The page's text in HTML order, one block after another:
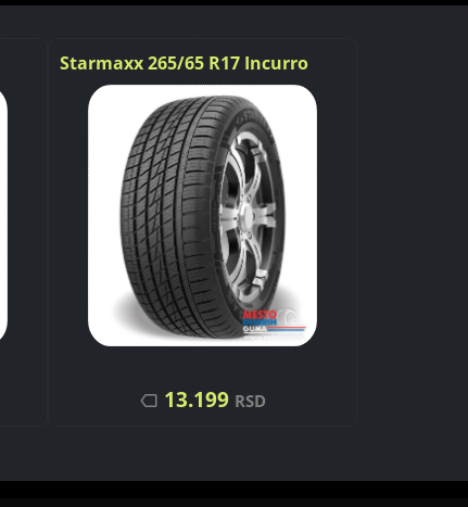
Starmaxx 265/65 R17 Incurro
ST430 A/S 112H
13.199 RSD